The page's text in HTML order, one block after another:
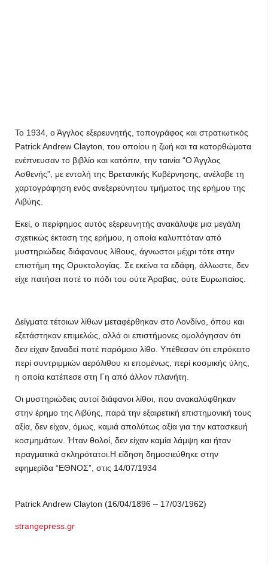
Το 1934, ο Άγγλος εξερευνητής, τοπογράφος και στρατιωτικός
Patrick Andrew Clayton, του οποίου η ζωή και τα κατορθώματα
ενέπνευσαν το βιβλίο και κατόπιν, την ταινία “Ο Άγγλος
Ασθενής”, με εντολή της Βρετανικής Κυβέρνησης, ανέλαβε τη
χαρτογράφηση ενός ανεξερεύνητου τμήματος της ερήμου της
Λιβύης.
Εκεί, ο περίφημος αυτός εξερευνητής ανακάλυψε μια μεγάλη
σχετικώς έκταση της ερήμου, η οποία καλυπτόταν από
μυστηριώδεις διάφανους λίθους, άγνωστοι μέχρι τότε στην
επιστήμη της Ορυκτολογίας. Σε εκείνα τα εδάφη, άλλωστε, δεν
είχε πατήσει ποτέ το πόδι του ούτε Άραβας, ούτε Ευρωπαίος.
Δείγματα τέτοιων λίθων μεταφέρθηκαν στο Λονδίνο, όπου και
εξετάστηκαν επιμελώς, αλλά οι επιστήμονες ομολόγησαν ότι
δεν είχαν ξαναδεί ποτέ παρόμοιο λίθο. Υπέθεσαν ότι επρόκειτο
περί συντριμμιών αερόλιθου κι επομένως, περί κοσμικής ύλης,
η οποία κατέπεσε στη Γη από άλλον πλανήτη.
Οι μυστηριώδεις αυτοί διάφανοι λίθοι, που ανακαλύφθηκαν
στην έρημο της Λιβύης, παρά την εξαιρετική επιστημονική τους
αξία, δεν είχαν, όμως, καμιά απολύτως αξία για την κατασκευή
κοσμημάτων. Ήταν θολοί, δεν είχαν καμία λάμψη και ήταν
πραγματικά σκληρότατοι.Η είδηση δημοσιεύθηκε στην
εφημερίδα “ΕΘΝΟΣ”, στις 14/07/1934
Patrick Andrew Clayton (16/04/1896 – 17/03/1962)
strangepress.gr